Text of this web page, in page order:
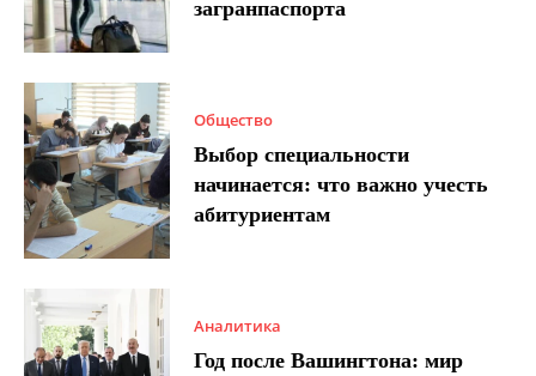
загранпаспорта
Общество
Выбор специальности
начинается: что важно учесть
абитуриентам
Аналитика
Год после Вашингтона: мир